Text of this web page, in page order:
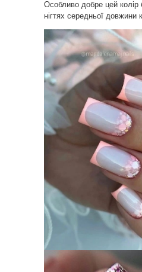
Особливо добре цей колір
нігтях середньої довжини